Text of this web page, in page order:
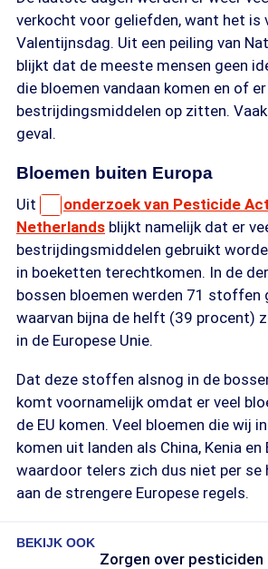
verkocht voor geliefden, want het is
Valentijnsdag. Uit een peiling van
blijkt dat de meeste mensen geen
die bloemen vandaan komen en of er
bestrijdingsmiddelen op zitten.
geval.
Bloemen buiten Europa
Uit
onderzoek van Pesticide
Netherlands blijkt namelijk dat er
bestrijdingsmiddelen gebruikt
in boeketten terechtkomen. In de
bossen bloemen werden 71 stoffen
waarvan bijna de helft (39 procent)
in de Europese Unie.
Dat deze stoffen alsnog in de
komt voornamelijk omdat er veel
de EU komen. Veel bloemen die wij
komen uit landen als China, Kenia en
waardoor telers zich dus niet per se
aan de strengere Europese regels.
BEKIJK OOK
Zorgen over pesticiden